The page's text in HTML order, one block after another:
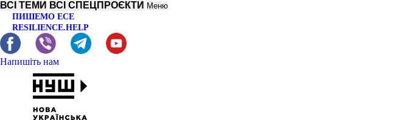
ВСІ ТЕМИ ВСІ СПЕЦПРОЄКТИ Меню
ПИШЕМО ЕСЕ
RESILIENCE.HELP
Напишіть нам